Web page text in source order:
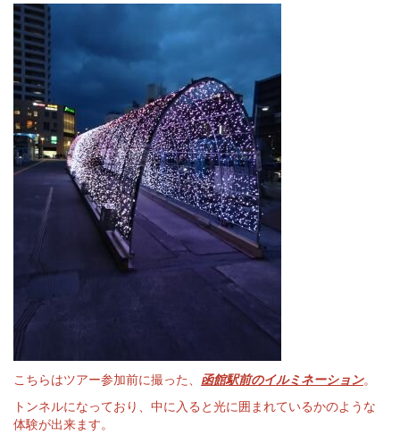
こちらはツアー参加前に撮った、 函館駅前のイルミネーション。
トンネルになっており、中に入ると光に囲まれているかのような
体験が出来ます。